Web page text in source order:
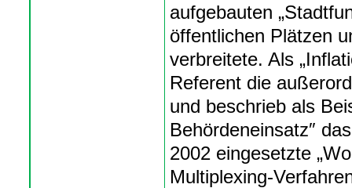
aufgebauten
öffentlichen Plätzen
verbreitete. Als
Referent die
und beschrieb als
Behördeneinsatz″
2002 eingesetzte
Multiplexing-